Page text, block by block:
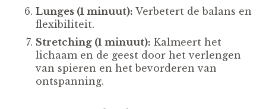
Lunges (1 minuut): Verbetert de balans en
flexibiliteit.
Stretching (1 minuut): Kalmeert het
lichaam en de geest door het verlengen
van spieren en het bevorderen van
ontspanning.